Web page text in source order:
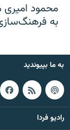
محمود امیری
به
به ما بپیوندید
رادیو فردا